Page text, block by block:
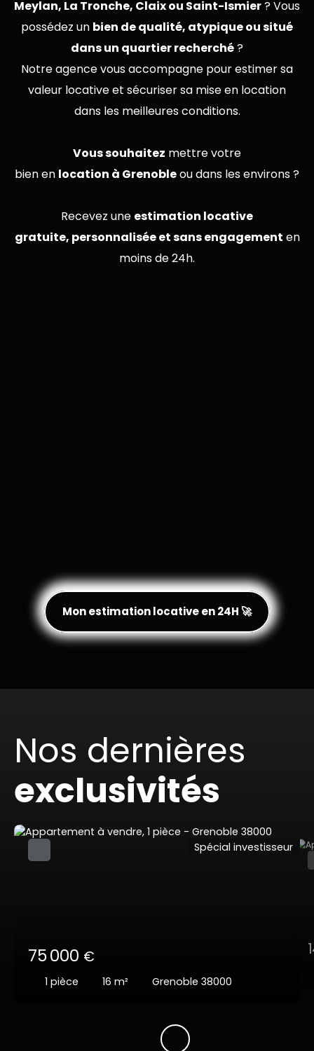
Meylan, La Tronche, Claix ou Saint-Ismier? Vous
possédez un bien de qualité, atypique ou situé
dans un quartier recherché?
Notre agence vous accompagne pour estimer sa
valeur locative et sécuriser sa mise en location
dans les meilleures conditions.
Vous souhaitez mettre votre
bien en location à Grenobleou dans les environs ?
Recevez une estimation locative
gratuite, personnalisée et sans engagement en
moins de 24h.
Mon estimation locative en 24H 🚀
Nos dernières
exclusivités
75 000 €
1 pièce 16 m² Grenoble 38000
Spécial investisseur